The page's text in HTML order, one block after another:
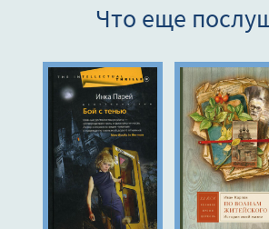
Что еще